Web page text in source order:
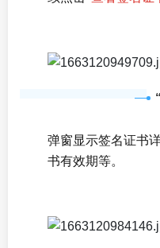
弹窗显示签名证书
书有效期等。